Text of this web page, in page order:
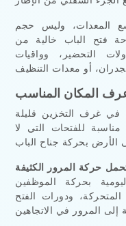
المعدات، وليس حجم
فتح الباب خالية من
التحضير، وواقيات
المكان المناسب
في غرف التخزين قليلة
مناسبة للفتحات التي لا
حركة المرور الكثيفة
بحركة الموظفين
المتحركة، ودورات الفتح